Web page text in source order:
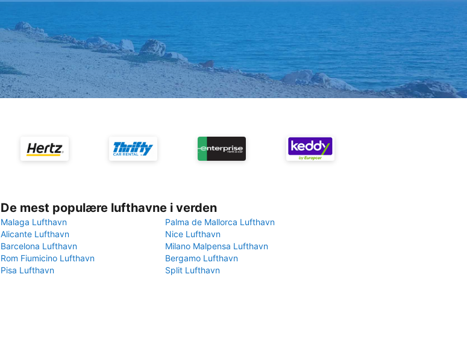
De mest populære lufthavne i verden
Malaga Lufthavn
Palma de Mallorca Lufthavn
Alicante Lufthavn
Nice Lufthavn
Barcelona Lufthavn
Milano Malpensa Lufthavn
Rom Fiumicino Lufthavn
Bergamo Lufthavn
Pisa Lufthavn
Split Lufthavn